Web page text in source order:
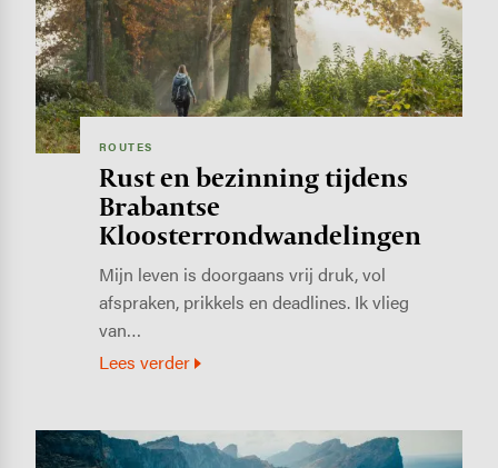
ROUTES
Rust en bezinning tijdens
Brabantse
Kloosterrondwandelingen
Mijn leven is doorgaans vrij druk, vol
afspraken, prikkels en deadlines. Ik vlieg
van…
Lees verder
Image